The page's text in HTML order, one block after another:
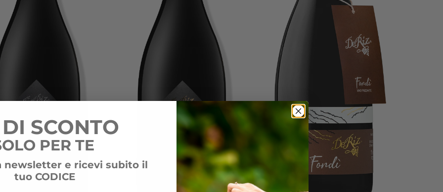
SCONTO
PER TE
newsletter e ricevi subito il
tuo CODICE